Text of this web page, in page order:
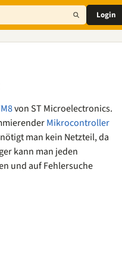
Login
von ST Microelectronics.
Mikrocontroller
man kein Netzteil, da
kann man jeden
und auf Fehlersuche